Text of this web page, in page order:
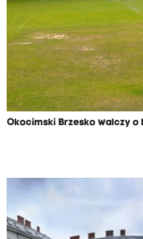
Okocimski Brzesko walczy o